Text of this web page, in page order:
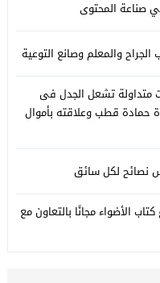
والمعلم وصانع التوعية
متداولة تشعل الجدل فى
حمادة قطب وعلاقته بأموال
نصائح لكل سائق
الأضواء مجانًا بالتعاون مع